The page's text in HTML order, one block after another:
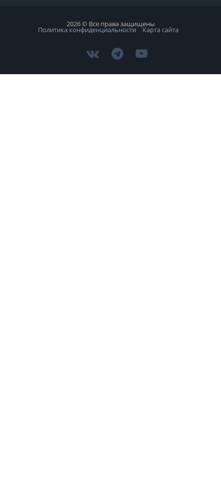
2026 © Все права защищены
Политика конфиденциальности Карта сайта